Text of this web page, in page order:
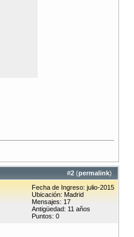
#2 (permalink)
Fecha de Ingreso: julio-2015
Ubicación: Madrid
Mensajes: 17
Antigüedad: 11 años
Puntos: 0